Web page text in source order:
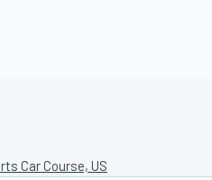
Car Course, US